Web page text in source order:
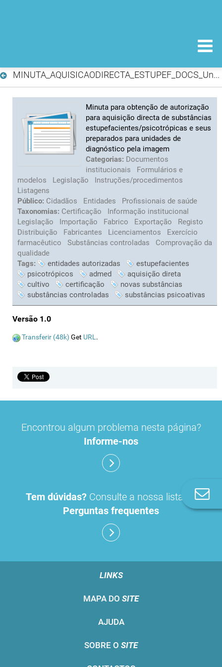
MINUTA_AQUISICAODIRECTA_ESTUPEF_DOCS_UnidadesDiagnostico.doc
Minuta para obtenção de autorização
para aquisição directa de substâncias
estupefacientes/psicotrópicas e seus
preparados para unidades de
diagnóstico pela imagem
Categorias: Documentos
institucionais
Formulários e
modelos
Legislação
Instruções/procedimentos
Listagens
Público: Cidadãos Entidades
Profissionais de saúde
Taxonomias: Certificação
Informação institucional
Legislação
Importação Fabrico Exportação
Registo
Distribuição
Fabricantes Licenciamentos
Exercício
farmacêutico
Substâncias controladas
Comprovação da
qualidade
Tags:
entidades autorizadas
estupefacientes
psicotrópicos
admed
aquisição direta
cultivo
certificação
novas substâncias
substâncias controladas
substâncias psicoativas
Versão 1.0
Transferir (48k) Get URL.
Encontrou algum problema nesta página?
Informe-nos
Tem dúvidas? Consulte a nossa lista de
Perguntas frequentes
LINKS
MAPA DO SITE
AJUDA
SOBRE O SITE